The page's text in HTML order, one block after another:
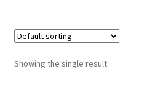
Showing the single result